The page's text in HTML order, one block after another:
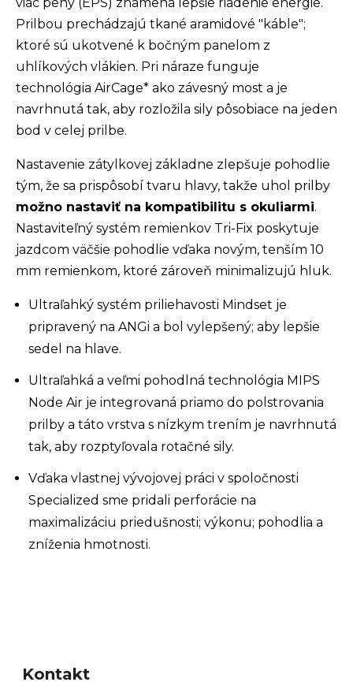
Prilbou prechádzajú tkané aramidové "káble";
ktoré sú ukotvené k bočným panelom z
uhlíkových vlákien. Pri náraze funguje
technológia AirCage* ako závesný most a je
navrhnutá tak, aby rozložila sily pôsobiace na jeden
bod v celej prilbe.
Nastavenie zátylkovej základne zlepšuje pohodlie
tým, že sa prispôsobí tvaru hlavy, takže uhol prilby
možno nastaviť na kompatibilitu s okuliarmi.
Nastaviteľný systém remienkov Tri-Fix poskytuje
jazdcom väčšie pohodlie vďaka novým, tenším 10
mm remienkom, ktoré zároveň minimalizujú hluk.
Ultraľahký systém priliehavosti Mindset je
pripravený na ANGi a bol vylepšený; aby lepšie
sedel na hlave.
Ultraľahká a veľmi pohodlná technológia MIPS
Node Air je integrovaná priamo do polstrovania
prilby a táto vrstva s nízkym trením je navrhnutá
tak, aby rozptyľovala rotačné sily.
Vďaka vlastnej vývojovej práci v spoločnosti
Specialized sme pridali perforácie na
maximalizáciu priedušnosti; výkonu; pohodlia a
zníženia hmotnosti.
Kontakt